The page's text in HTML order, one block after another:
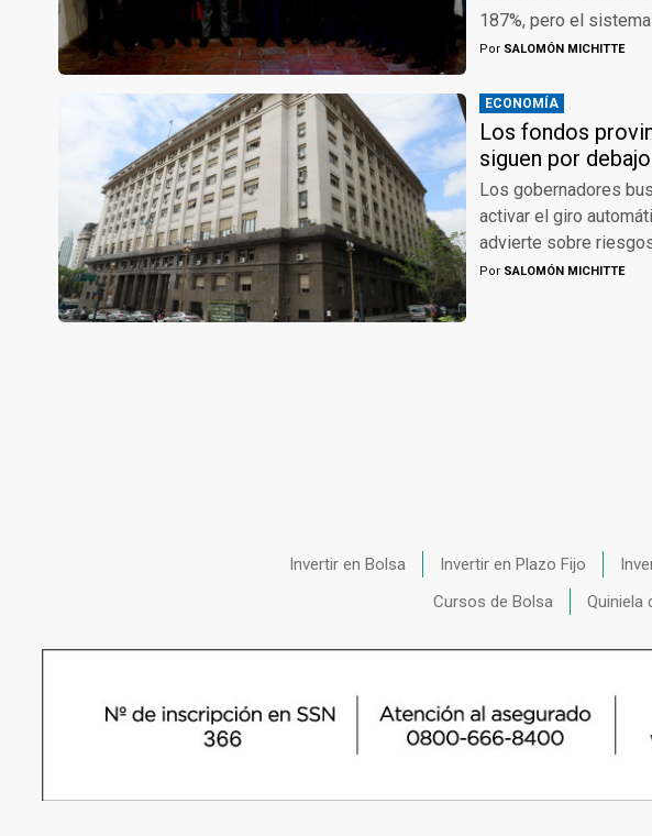
187%, pero el
Por SALOMÓN MICHITTE
ECONOMÍA
Los fondos
siguen por
Los gobernadores
activar el giro
advierte sobre
Por SALOMÓN MICHITTE
Invertir en Bolsa Invertir en Plazo Fijo
Cursos de Bolsa
Quiniela